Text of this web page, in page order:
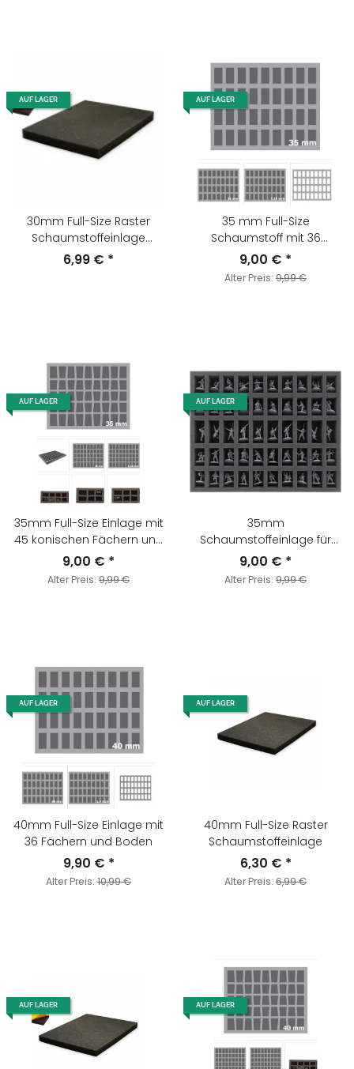
AUF LAGER
30mm Full-Size Raster
Schaumstoffeinlage
Selbstklebend
6,99 € *
AUF LAGER
35 mm Full-Size
Schaumstoff mit 36
Fächern und Boden
9,00 € *
Alter Preis: 9,99 €
AUF LAGER
35mm Full-Size Einlage mit
45 konischen Fächern und
Boden
9,00 € *
Alter Preis: 9,99 €
AUF LAGER
35mm
Schaumstoffeinlage für
Bolt Action - 50 Miniaturen
9,00 € *
Alter Preis: 9,99 €
AUF LAGER
40mm Full-Size Einlage mit
36 Fächern und Boden
9,90 € *
Alter Preis: 10,99 €
AUF LAGER
40mm Full-Size Raster
Schaumstoffeinlage
6,30 € *
Alter Preis: 6,99 €
AUF LAGER AUF LAGER